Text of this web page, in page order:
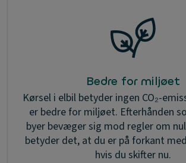
Bedre for miljøet
Kørsel i elbil betyder ingen CO₂-
er bedre for miljøet. Efterhånden
byer bevæger sig mod regler om
betyder det, at du er på forkant
hvis du skifter nu.